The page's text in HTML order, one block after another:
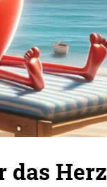
das Herz